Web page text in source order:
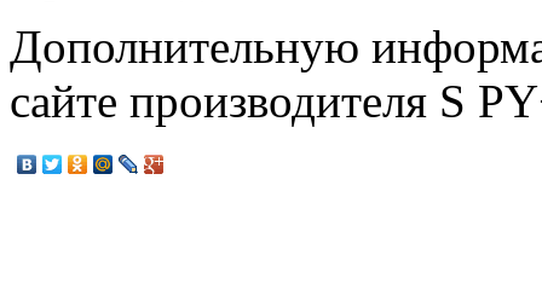
Дополнительную
сайте производителя S